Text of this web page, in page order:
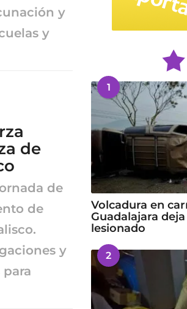
y
y
de
de
de
y
1
Volcadura en
Guadalajara
lesionado
2